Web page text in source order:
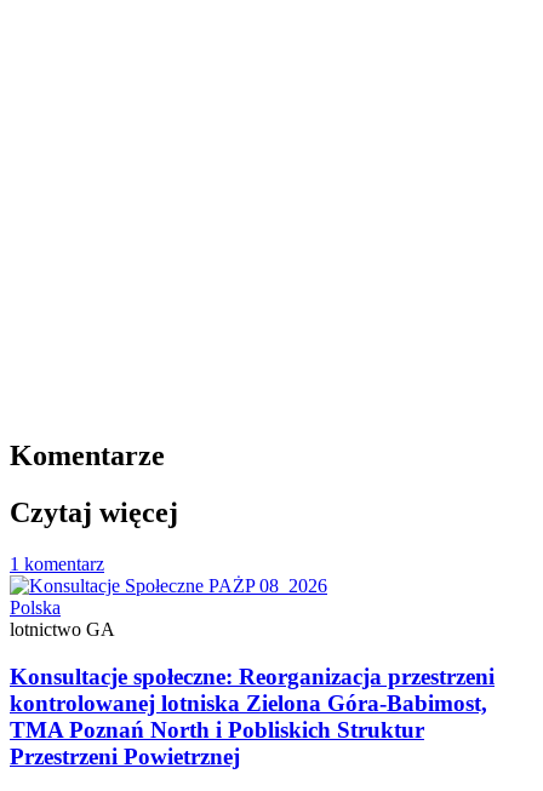
Komentarze
Czytaj więcej
1 komentarz
Polska
lotnictwo GA
Konsultacje społeczne: Reorganizacja przestrzeni
kontrolowanej lotniska Zielona Góra-Babimost,
TMA Poznań North i Pobliskich Struktur
Przestrzeni Powietrznej